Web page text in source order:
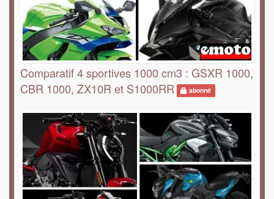
Comparatif 4 sportives 1000 cm3 : GSXR 1000,
CBR 1000, ZX10R et S1000RR
abonné